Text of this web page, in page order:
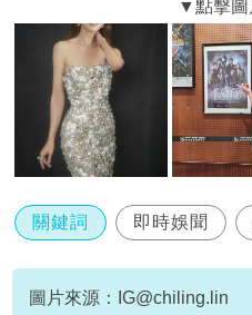
關鍵詞 即時娛聞
社交媒體
親子生活
圖片來源：
IG@chiling.lin